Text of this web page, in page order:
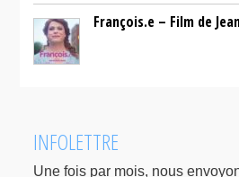
François.e – Film de
INFOLETTRE
Une fois par mois, nous